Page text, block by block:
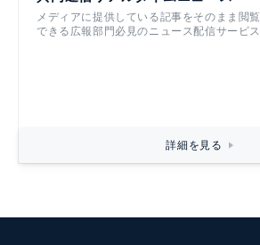
メディアに提供している記事をそのまま閲覧
できる広報部門必見のニュース配信サービス
詳細を見る